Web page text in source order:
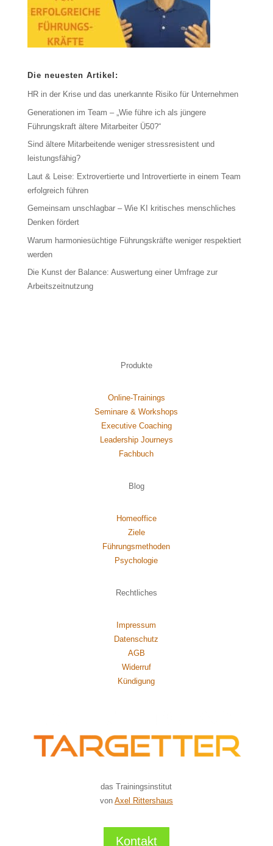
Die neuesten Artikel:
HR in der Krise und das unerkannte Risiko für Unternehmen
Generationen im Team – „Wie führe ich als jüngere
Führungskraft ältere Mitarbeiter Ü50?“
Sind ältere Mitarbeitende weniger stressresistent und
leistungsfähig?
Laut & Leise: Extrovertierte und Introvertierte in einem Team
erfolgreich führen
Gemeinsam unschlagbar – Wie KI kritisches menschliches
Denken fördert
Warum harmoniesüchtige Führungskräfte weniger respektiert
werden
Die Kunst der Balance: Auswertung einer Umfrage zur
Arbeitszeitnutzung
Produkte
Online-Trainings
Seminare & Workshops
Executive Coaching
Leadership Journeys
Fachbuch
Blog
Homeoffice
Ziele
Führungsmethoden
Psychologie
Rechtliches
Impressum
Datenschutz
AGB
Widerruf
Kündigung
das Trainingsinstitut
von Axel Rittershaus
Kontakt